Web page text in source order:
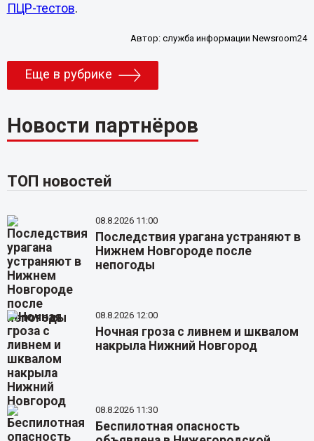
ПЦР-тестов.
Автор:служба информации Newsroom24
Еще в рубрике
Новости партнёров
ТОП новостей
08.8.2026 11:00
Последствия урагана устраняют в
Нижнем Новгороде после
непогоды
08.8.2026 12:00
Ночная гроза с ливнем и шквалом
накрыла Нижний Новгород
08.8.2026 11:30
Беспилотная опасность